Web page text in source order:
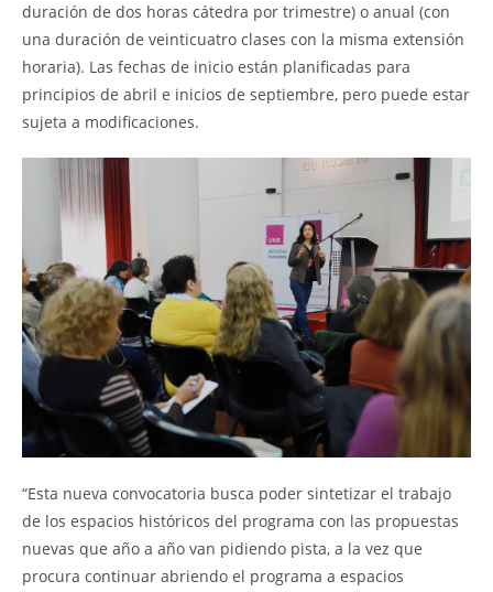
duración de dos horas cátedra por trimestre) o anual (con
una duración de veinticuatro clases con la misma extensión
horaria). Las fechas de inicio están planificadas para
principios de abril e inicios de septiembre, pero puede estar
sujeta a modificaciones.
“Esta nueva convocatoria busca poder sintetizar el trabajo
de los espacios históricos del programa con las propuestas
nuevas que año a año van pidiendo pista, a la vez que
procura continuar abriendo el programa a espacios